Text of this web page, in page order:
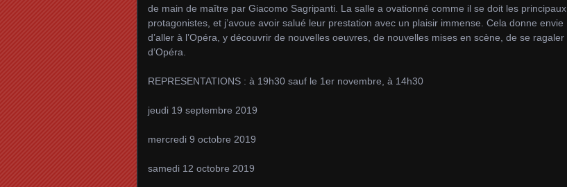
de main de maître par Giacomo Sagripanti. La salle a ovationné comme il se doit les principaux
protagonistes, et j’avoue avoir salué leur prestation avec un plaisir immense. Cela donne envie
d’aller à l’Opéra, y découvrir de nouvelles oeuvres, de nouvelles mises en scène, de se ragaler
d’Opéra.
REPRESENTATIONS : à 19h30 sauf le 1er novembre, à 14h30
jeudi 19 septembre 2019
mercredi 9 octobre 2019
samedi 12 octobre 2019